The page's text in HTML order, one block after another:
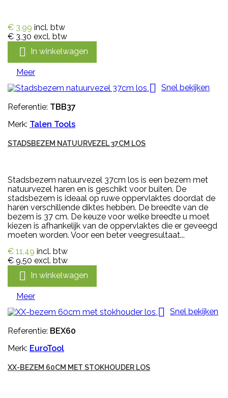
€ 3,99 incl. btw
€ 3,30 excl. btw
 In winkelwagen
Meer
 Snel bekijken
Referentie: TBB37
Merk: Talen Tools
STADSBEZEM NATUURVEZEL 37CM LOS
Stadsbezem natuurvezel 37cm los is een bezem met
natuurvezel haren en is geschikt voor buiten. De
stadsbezem is ideaal op ruwe oppervlaktes doordat de
haren verschillende diktes hebben. De breedte van de
bezem is 37 cm. De keuze voor welke breedte u moet
kiezen is afhankelijk van de oppervlaktes die er geveegd
moeten worden. Voor een beter veegresultaat...
€ 11,49 incl. btw
€ 9,50 excl. btw
 In winkelwagen
Meer
 Snel bekijken
Referentie: BEX60
Merk: EuroTool
XX-BEZEM 60CM MET STOKHOUDER LOS